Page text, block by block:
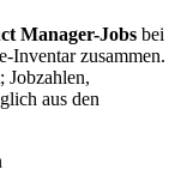
Manager-Jobs bei
Inventar zusammen.
Jobzahlen,
aus den